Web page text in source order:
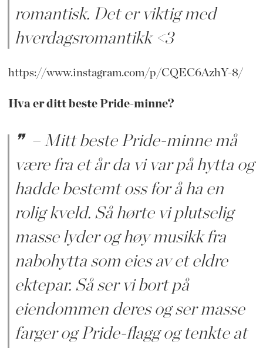
romantisk. Det er viktig med
hverdagsromantikk <3
https://www.instagram.com/p/CQEC6AzhY-8/
Hva er ditt beste Pride-minne?
– Mitt beste Pride-minne må
være fra et år da vi var på hytta og
hadde bestemt oss for å ha en
rolig kveld. Så hørte vi plutselig
masse lyder og høy musikk fra
nabohytta som eies av et eldre
ektepar. Så ser vi bort på
eiendommen deres og ser masse
farger og Pride-flagg og tenkte at